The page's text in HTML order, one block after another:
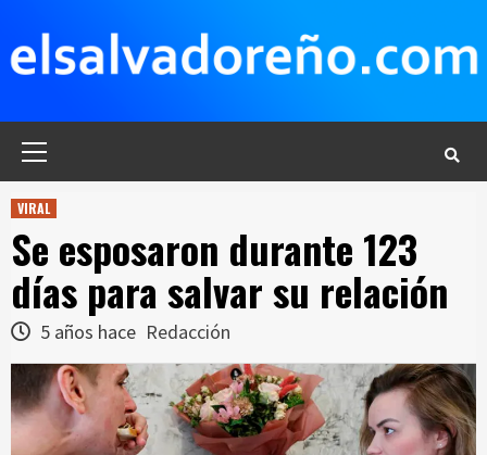
contenido
VIRAL
Se esposaron durante 123
días para salvar su relación
5 años hace Redacción